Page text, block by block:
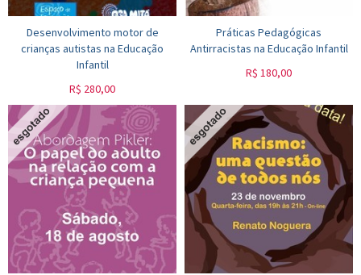
Desenvolvimento motor de
crianças autistas na Educação
Infantil
R$ 280,00
Práticas Pedagógicas
Antirracistas na Educação Infantil
R$ 180,00